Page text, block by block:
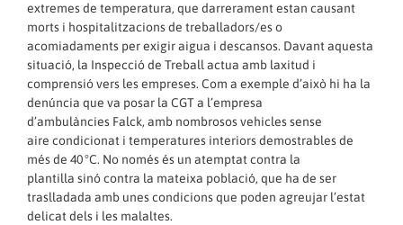
extremes de temperatura, que darrerament estan causant
morts i hospitalitzacions de treballadors/es o
acomiadaments per exigir aigua i descansos. Davant aquesta
situació, la Inspecció de Treball actua amb laxitud i
comprensió vers les empreses. Com a exemple d’això hi ha la
denúncia que va posar la CGT a l’empresa
d’ambulàncies Falck, amb nombrosos vehicles sense
aire condicionat i temperatures interiors demostrables de
més de 40 °C. No només és un atemptat contra la
plantilla sinó contra la mateixa població, que ha de ser
traslladada amb unes condicions que poden agreujar l’estat
delicat dels i les malaltes.